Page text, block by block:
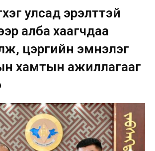
улсад эрэлттэй
алба хаагчдаа
цэргийн эмнэлэг
хамтын ажиллагааг